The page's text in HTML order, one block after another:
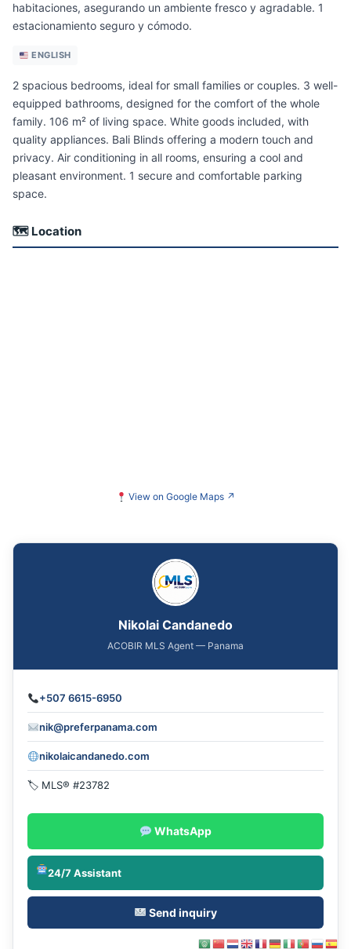
habitaciones, asegurando un ambiente fresco y agradable. 1
estacionamiento seguro y cómodo.
ENGLISH
2 spacious bedrooms, ideal for small families or couples. 3 well-
equipped bathrooms, designed for the comfort of the whole
family. 106 m² of living space. White goods included, with
quality appliances. Bali Blinds offering a modern touch and
privacy. Air conditioning in all rooms, ensuring a cool and
pleasant environment. 1 secure and comfortable parking
space.
🗺 Location
View on Google Maps ↗
Nikolai Candanedo
ACOBIR MLS Agent — Panama
+507 6615-6950
nik@preferpanama.com
nikolaicandanedo.com
🏷 MLS® #23782
WhatsApp
24/7 Assistant
Send inquiry